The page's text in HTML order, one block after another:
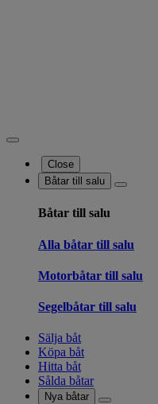
Close
Båtar till salu
Båtar till salu
Alla båtar till salu
Motorbåtar till salu
Segelbåtar till salu
Sälja båt
Köpa båt
Hitta båt
Sålda båtar
Nya båtar